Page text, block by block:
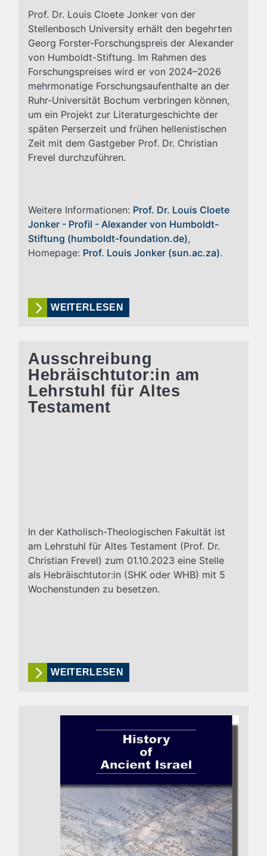
Prof. Dr. Louis Cloete Jonker von der
Stellenbosch University erhält den begehrten
Georg Forster-Forschungspreis der Alexander
von Humboldt-Stiftung. Im Rahmen des
Forschungspreises wird er von 2024–2026
mehrmonatige Forschungsaufenthalte an der
Ruhr-Universität Bochum verbringen können,
um ein Projekt zur Literaturgeschichte der
späten Perserzeit und frühen hellenistischen
Zeit mit dem Gastgeber Prof. Dr. Christian
Frevel durchzuführen.
Weitere Informationen: Prof. Dr. Louis Cloete
Jonker - Profil - Alexander von Humboldt-
Stiftung (humboldt-foundation.de),
Homepage: Prof. Louis Jonker (sun.ac.za).
WEITERLESEN
Ausschreibung
Hebräischtutor:in am
Lehrstuhl für Altes
Testament
In der Katholisch-Theologischen Fakultät ist
am Lehrstuhl für Altes Testament (Prof. Dr.
Christian Frevel) zum 01.10.2023 eine Stelle
als Hebräischtutor:in (SHK oder WHB) mit 5
Wochenstunden zu besetzen.
WEITERLESEN